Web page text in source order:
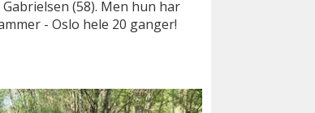
(58). Men hun har
- Oslo hele 20 ganger!